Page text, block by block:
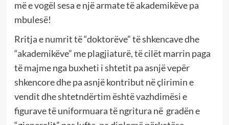
më e vogël sesa e një armate të akademikëve pa
mbulesë!
Rritja e numrit të “doktorëve” të shkencave dhe
“akademikëve” me plagjiaturë, të cilët marrin paga
të majme nga buxheti i shtetit pa asnjë vepër
shkencore dhe pa asnjë kontribut në çlirimin e
vendit dhe shtetndërtim është vazhdimësi e
figurave të uniformuara të ngritura në gradën e